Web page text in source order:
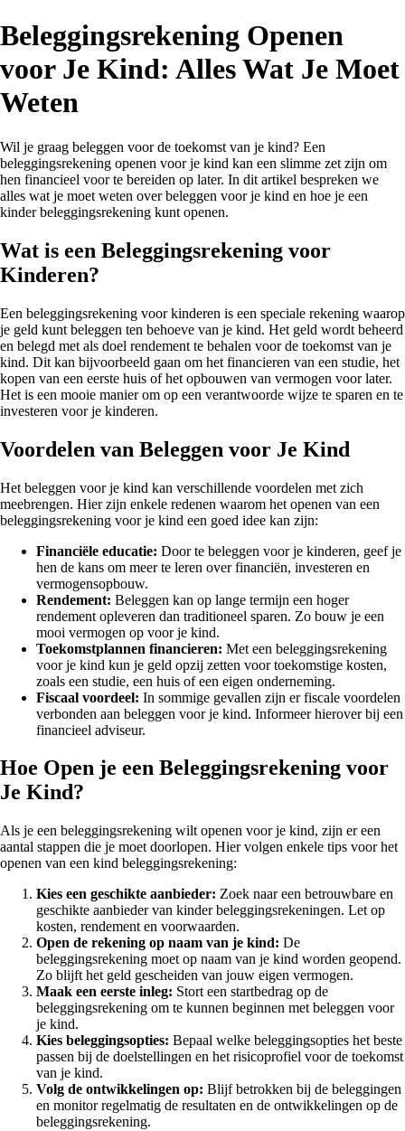
Beleggingsrekening Openen
voor Je Kind: Alles Wat Je Moet
Weten
Wil je graag beleggen voor de toekomst van je kind? Een
beleggingsrekening openen voor je kind kan een slimme zet zijn om
hen financieel voor te bereiden op later. In dit artikel bespreken we
alles wat je moet weten over beleggen voor je kind en hoe je een
kinder beleggingsrekening kunt openen.
Wat is een Beleggingsrekening voor
Kinderen?
Een beleggingsrekening voor kinderen is een speciale rekening waarop
je geld kunt beleggen ten behoeve van je kind. Het geld wordt beheerd
en belegd met als doel rendement te behalen voor de toekomst van je
kind. Dit kan bijvoorbeeld gaan om het financieren van een studie, het
kopen van een eerste huis of het opbouwen van vermogen voor later.
Het is een mooie manier om op een verantwoorde wijze te sparen en te
investeren voor je kinderen.
Voordelen van Beleggen voor Je Kind
Het beleggen voor je kind kan verschillende voordelen met zich
meebrengen. Hier zijn enkele redenen waarom het openen van een
beleggingsrekening voor je kind een goed idee kan zijn:
Financiële educatie: Door te beleggen voor je kinderen, geef je
hen de kans om meer te leren over financiën, investeren en
vermogensopbouw.
Rendement: Beleggen kan op lange termijn een hoger
rendement opleveren dan traditioneel sparen. Zo bouw je een
mooi vermogen op voor je kind.
Toekomstplannen financieren: Met een beleggingsrekening
voor je kind kun je geld opzij zetten voor toekomstige kosten,
zoals een studie, een huis of een eigen onderneming.
Fiscaal voordeel: In sommige gevallen zijn er fiscale voordelen
verbonden aan beleggen voor je kind. Informeer hierover bij een
financieel adviseur.
Hoe Open je een Beleggingsrekening voor
Je Kind?
Als je een beleggingsrekening wilt openen voor je kind, zijn er een
aantal stappen die je moet doorlopen. Hier volgen enkele tips voor het
openen van een kind beleggingsrekening:
Kies een geschikte aanbieder: Zoek naar een betrouwbare en
geschikte aanbieder van kinder beleggingsrekeningen. Let op
kosten, rendement en voorwaarden.
Open de rekening op naam van je kind: De
beleggingsrekening moet op naam van je kind worden geopend.
Zo blijft het geld gescheiden van jouw eigen vermogen.
Maak een eerste inleg: Stort een startbedrag op de
beleggingsrekening om te kunnen beginnen met beleggen voor
je kind.
Kies beleggingsopties: Bepaal welke beleggingsopties het beste
passen bij de doelstellingen en het risicoprofiel voor de toekomst
van je kind.
Volg de ontwikkelingen op: Blijf betrokken bij de beleggingen
en monitor regelmatig de resultaten en de ontwikkelingen op de
beleggingsrekening.